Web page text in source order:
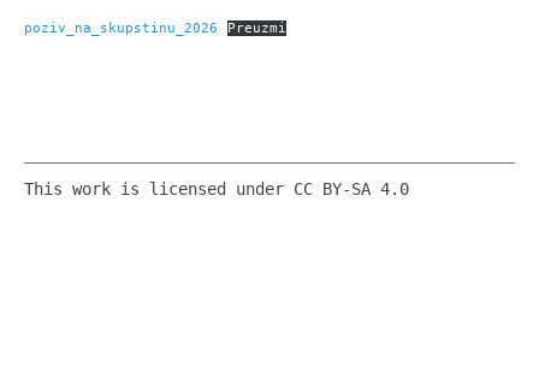
poziv_na_skupstinu_2026 Preuzmi
This work is licensed under CC BY-SA 4.0